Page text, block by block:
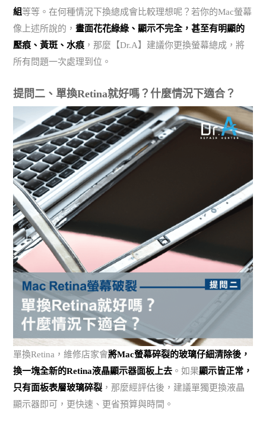
組等等。在何種情況下換總成會比較理想呢？若你的Mac螢幕
像上述所說的，畫面花花綠綠、顯示不完全，甚至有明顯的
壓痕、黃斑、水痕 ，那麼【Dr.A】建議你更換螢幕總成，將
所有問題一次處理到位。
提問二、單換Retina就好嗎？什麼情況下適合？
單換Retina，維修店家會將Mac螢幕碎裂的玻璃仔細清除後，
換一塊全新的Retina液晶顯示器面板上去 。如果顯示皆正常，
只有面板表層玻璃碎裂 ，那麼經評估後，建議單獨更換液晶
顯示器即可，更快速、更省預算與時間。